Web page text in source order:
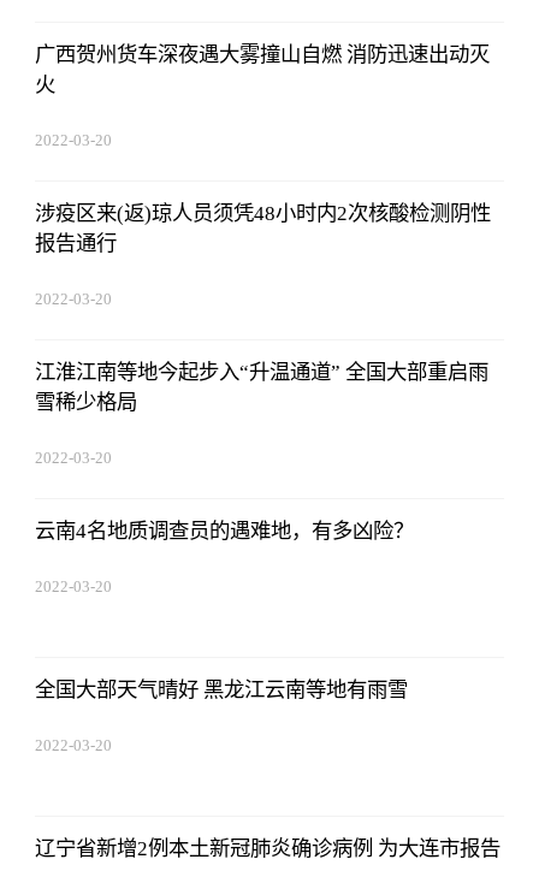
广西贺州货车深夜遇大雾撞山自燃 消防迅速出动灭
火
2022-03-20
涉疫区来(返)琼人员须凭48小时内2次核酸检测阴性
报告通行
2022-03-20
江淮江南等地今起步入“升温通道” 全国大部重启雨
雪稀少格局
2022-03-20
云南4名地质调查员的遇难地，有多凶险？
2022-03-20
全国大部天气晴好 黑龙江云南等地有雨雪
2022-03-20
辽宁省新增2例本土新冠肺炎确诊病例 为大连市报告